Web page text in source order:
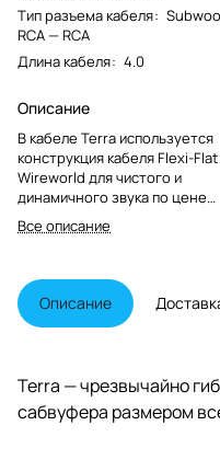
Тип разъема кабеля:
RCA — RCA
Длина кабеля: 4.0
Описание
В кабеле Terra используется
конструкция кабеля Flexi-
Wireworld для чистого и
динамичного звука по цене
обычных кабелей.
Все описание
Описание
Terra — чрезвычайно
сабвуфера размером